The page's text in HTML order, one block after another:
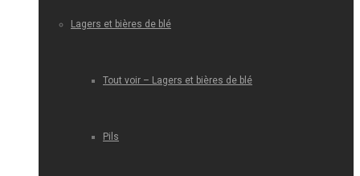
Lagers et bières de blé
Tout voir – Lagers et bières de blé
Pils